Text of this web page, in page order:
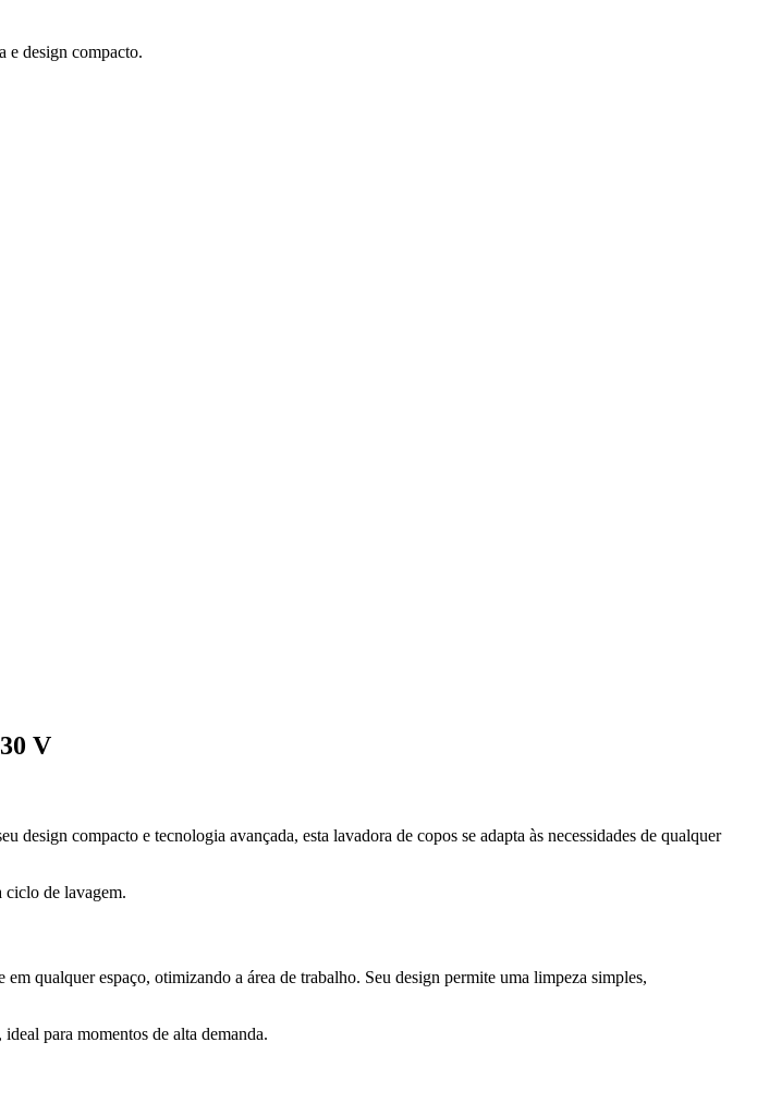
e design compacto.
V
design compacto e tecnologia avançada, esta lavadora de copos se adapta às necessidades de qualquer
ciclo de lavagem.
qualquer espaço, otimizando a área de trabalho. Seu design permite uma limpeza simples,
para momentos de alta demanda.